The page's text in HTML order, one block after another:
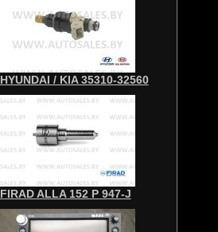
HYUNDAI / KIA 35310-32560
FIRAD ALLA 152 P 947-J